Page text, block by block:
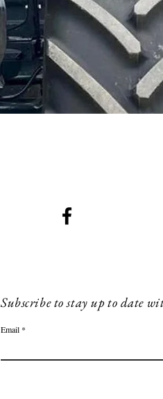
Subscribe to stay up to date
Email